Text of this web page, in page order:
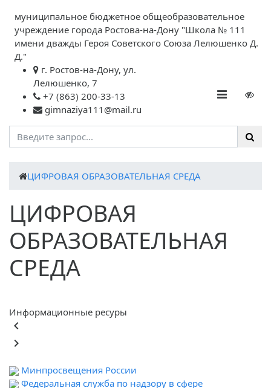
муниципальное бюджетное общеобразовательное
учреждение города Ростова-на-Дону "Школа № 111
имени дважды Героя Советского Союза Лелюшенко Д.
Д."
г. Ростов-на-Дону, ул.
Лелюшенко, 7
+7 (863) 200-33-13
gimnaziya111@mail.ru
ЦИФРОВАЯ ОБРАЗОВАТЕЛЬНАЯ СРЕДА
ЦИФРОВАЯ
ОБРАЗОВАТЕЛЬНАЯ
СРЕДА
Информационные ресуры
keyboard_arrow_left
keyboard_arrow_right
Минпросвещения России
Федеральная служба по надзору в сфере